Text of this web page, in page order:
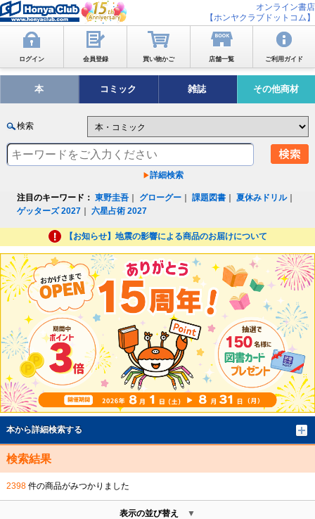
オンライン書店
【ホンヤクラブドットコム】
ログイン 会員登録 買い物かご 店舗一覧 ご利用ガイド
本 コミック 雑誌 その他商材
検索
詳細検索
注目のキーワード： 東野圭吾 グローグー ｜課題図書 ｜夏休みドリル｜
ゲッターズ 2027 ｜六星占術 2027
【お知らせ】地震の影響による商品のお届けについて
本から詳細検索する
検索結果
2398件の商品がみつかりました
表示の並び替え